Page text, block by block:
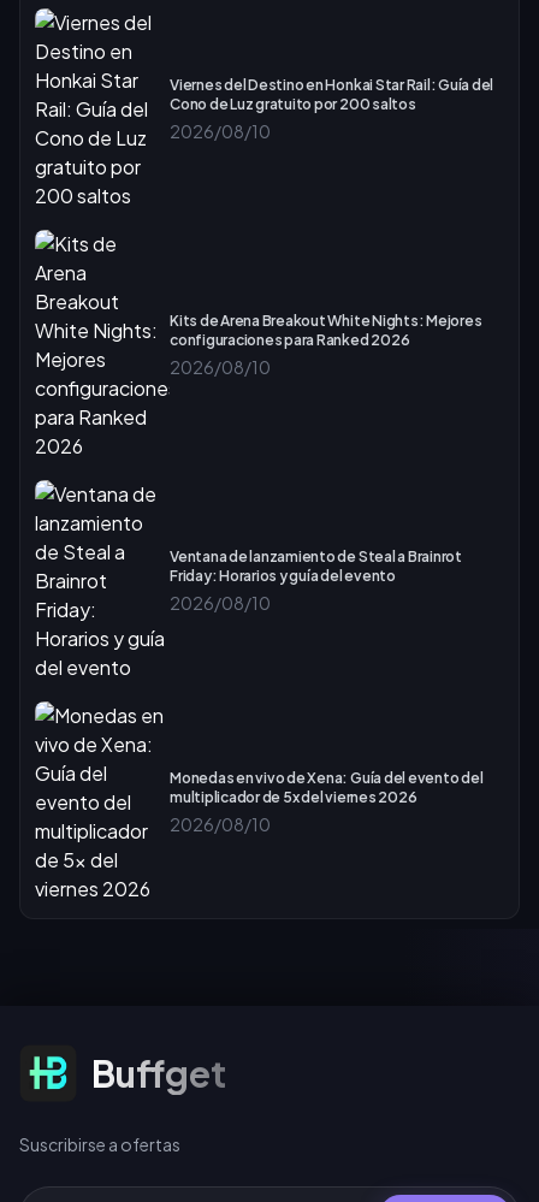
Viernes del Destino en Honkai Star Rail: Guía del
Cono de Luz gratuito por 200 saltos
2026/08/10
Kits de Arena Breakout White Nights: Mejores
configuraciones para Ranked 2026
2026/08/10
Ventana de lanzamiento de Steal a Brainrot
Friday: Horarios y guía del evento
2026/08/10
Monedas en vivo de Xena: Guía del evento del
multiplicador de 5x del viernes 2026
2026/08/10
Suscribirse a ofertas
Buffget
Suscribirse a ofertas